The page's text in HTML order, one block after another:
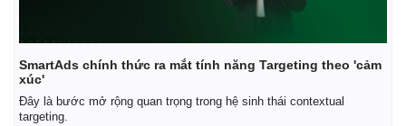
SmartAds chính thức ra mắt tính năng Targeting theo 'cảm
xúc'
Đây là bước mở rộng quan trọng trong hệ sinh thái contextual
targeting.